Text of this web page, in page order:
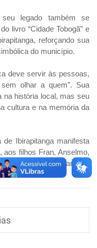
legado também se
livro “Cidade Tobogã” e
reforçando sua
do município.
deve servir às pessoas,
olhar a quem”. Sua
na história local, mas seu
cultura e na memória da
Ibirapitanga manifesta
aos filhos Fran, Anselmo,
todos os familiares e